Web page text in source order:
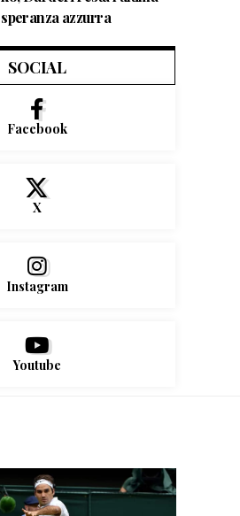
speranza azzurra
SOCIAL
Facebook
X
Instagram
Youtube